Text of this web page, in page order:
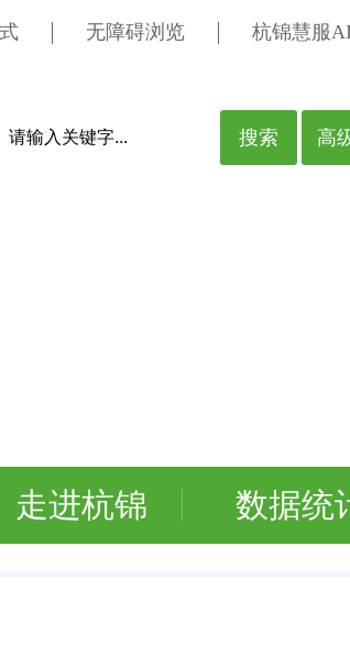
无障碍浏览 杭锦慧服
走进杭锦 数据统